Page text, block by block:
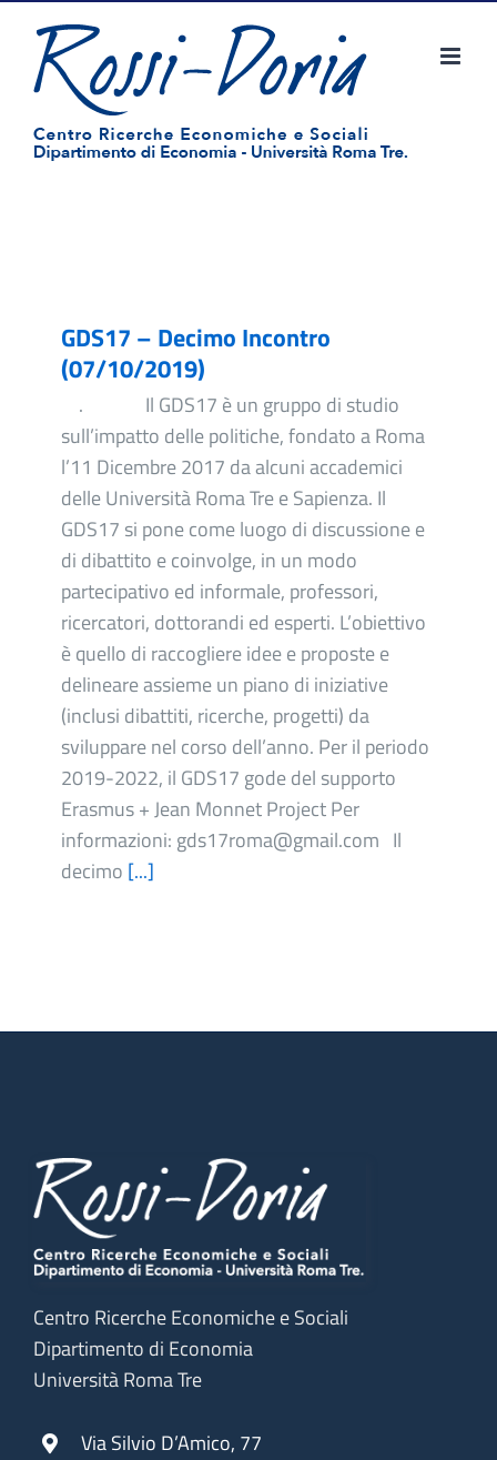
contenuto
GDS17 – Decimo Incontro
(07/10/2019)
. Il GDS17 è un gruppo di studio
sull’impatto delle politiche, fondato a Roma
l’11 Dicembre 2017 da alcuni accademici
delle Università Roma Tre e Sapienza. Il
GDS17 si pone come luogo di discussione e
di dibattito e coinvolge, in un modo
partecipativo ed informale, professori,
ricercatori, dottorandi ed esperti. L’obiettivo
è quello di raccogliere idee e proposte e
delineare assieme un piano di iniziative
(inclusi dibattiti, ricerche, progetti) da
sviluppare nel corso dell’anno. Per il periodo
2019-2022, il GDS17 gode del supporto
Erasmus + Jean Monnet Project Per
informazioni: gds17roma@gmail.com Il
decimo [...]
Centro Ricerche Economiche e Sociali
Dipartimento di Economia
Università Roma Tre
Via Silvio D’Amico, 77